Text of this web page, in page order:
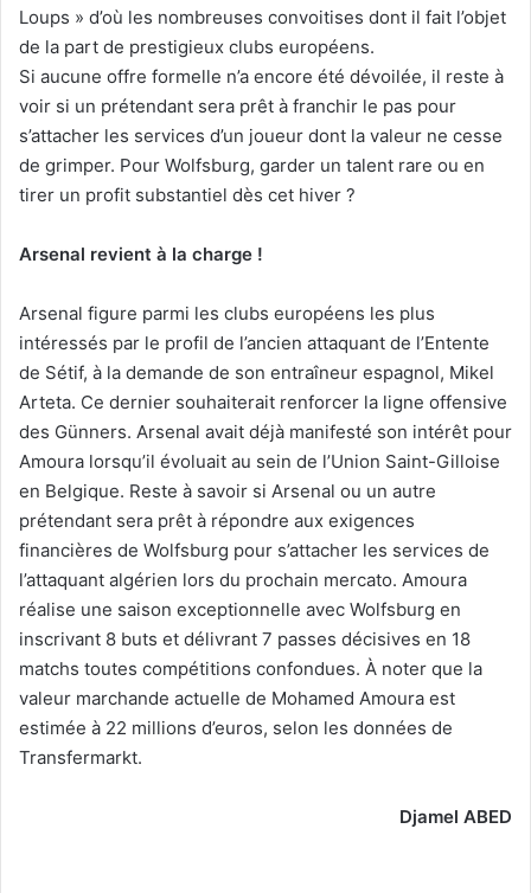
Loups » d’où les nombreuses convoitises dont il fait l’objet
de la part de prestigieux clubs européens.
Si aucune offre formelle n’a encore été dévoilée, il reste à
voir si un prétendant sera prêt à franchir le pas pour
s’attacher les services d’un joueur dont la valeur ne cesse
de grimper. Pour Wolfsburg, garder un talent rare ou en
tirer un profit substantiel dès cet hiver ?
Arsenal revient à la charge !
Arsenal figure parmi les clubs européens les plus
intéressés par le profil de l’ancien attaquant de l’Entente
de Sétif, à la demande de son entraîneur espagnol, Mikel
Arteta. Ce dernier souhaiterait renforcer la ligne offensive
des Günners. Arsenal avait déjà manifesté son intérêt pour
Amoura lorsqu’il évoluait au sein de l’Union Saint-Gilloise
en Belgique. Reste à savoir si Arsenal ou un autre
prétendant sera prêt à répondre aux exigences
financières de Wolfsburg pour s’attacher les services de
l’attaquant algérien lors du prochain mercato. Amoura
réalise une saison exceptionnelle avec Wolfsburg en
inscrivant 8 buts et délivrant 7 passes décisives en 18
matchs toutes compétitions confondues. À noter que la
valeur marchande actuelle de Mohamed Amoura est
estimée à 22 millions d’euros, selon les données de
Transfermarkt.
Djamel ABED